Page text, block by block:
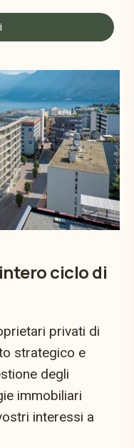
ciclo di
privati di
strategico e
degli
immobiliari
interessi a